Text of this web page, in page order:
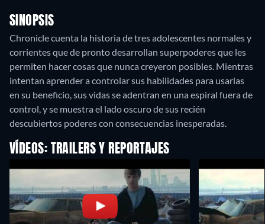
SINOPSIS
Chronicle cuenta la historia de tres adolescentes normales y
corrientes que de pronto desarrollan superpoderes que les
permiten hacer cosas que nunca creyeron posibles. Mientras
intentan aprender a controlar sus habilidades para usarlas
en su beneficio, sus vidas se adentran en una espiral fuera de
control, y se muestra el lado oscuro de sus recién
descubiertos poderes con consecuencias inesperadas.
VÍDEOS: TRAILERS Y REPORTAJES